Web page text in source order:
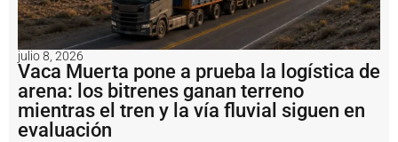
v
i
s
ó
6
6
m
o
julio 8, 2026
Vaca Muerta pone a prueba la logística de
arena: los bitrenes ganan terreno
mientras el tren y la vía fluvial siguen en
evaluación